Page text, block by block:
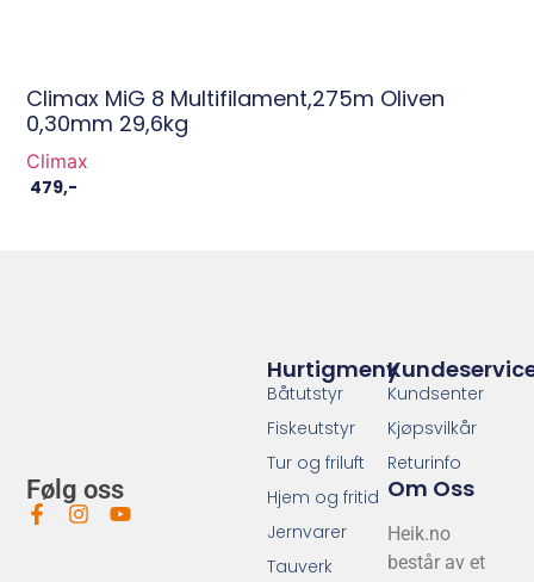
Climax MiG 8 Multifilament,275m Oliven
0,30mm 29,6kg
Climax
479,-
Følg oss
Kundsenter
Kjøpsvilkår
Returinfo
Om Oss
Heik.no
består av et
Hurtigmeny
Båtutstyr
Fiskeutstyr
Tur og friluft
Hjem og fritid
Jernvarer
Tauverk